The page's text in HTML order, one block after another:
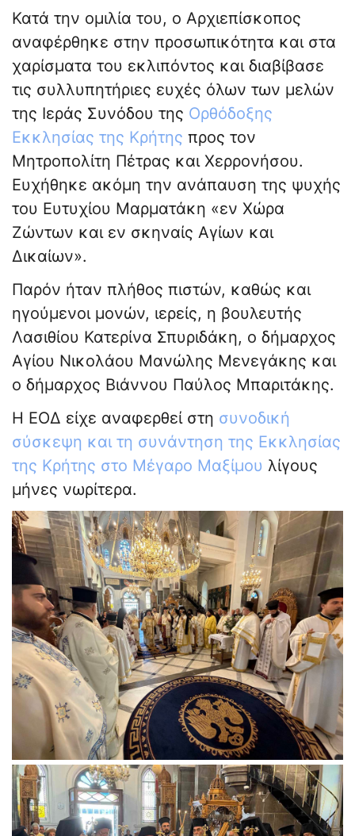
Κατά την ομιλία του, ο Αρχιεπίσκοπος
αναφέρθηκε στην προσωπικότητα και στα
χαρίσματα του εκλιπόντος και διαβίβασε
τις συλλυπητήριες ευχές όλων των μελών
της Ιεράς Συνόδου της Ορθόδοξης
Εκκλησίας της Κρήτης προς τον
Μητροπολίτη Πέτρας και Χερρονήσου.
Ευχήθηκε ακόμη την ανάπαυση της ψυχής
του Ευτυχίου Μαρματάκη «εν Χώρα
Ζώντων και εν σκηναίς Αγίων και
Δικαίων».
Παρόν ήταν πλήθος πιστών, καθώς και
ηγούμενοι μονών, ιερείς, η βουλευτής
Λασιθίου Κατερίνα Σπυριδάκη, ο δήμαρχος
Αγίου Νικολάου Μανώλης Μενεγάκης και
ο δήμαρχος Βιάννου Παύλος Μπαριτάκης.
Η ΕΟΔ είχε αναφερθεί στη συνοδική
σύσκεψη και τη συνάντηση της Εκκλησίας
της Κρήτης στο Μέγαρο Μαξίμου λίγους
μήνες νωρίτερα.